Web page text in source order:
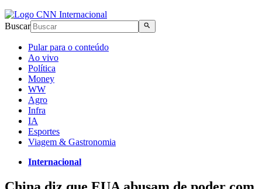
Buscar
Pular para o conteúdo
Ao vivo
Política
Money
WW
Agro
Infra
IA
Esportes
Viagem & Gastronomia
Internacional